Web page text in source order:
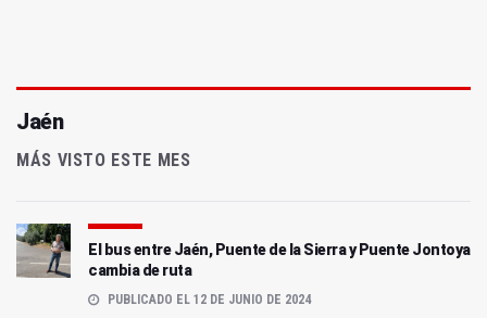
Jaén
MÁS VISTO ESTE MES
El bus entre Jaén, Puente de la Sierra y Puente Jontoya
cambia de ruta
PUBLICADO EL 12 DE JUNIO DE 2024